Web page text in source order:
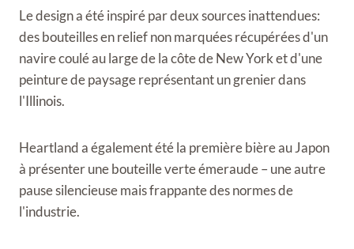
Le design a été inspiré par deux sources inattendues:
des bouteilles en relief non marquées récupérées d'un
navire coulé au large de la côte de New York et d'une
peinture de paysage représentant un grenier dans
l'Illinois.
Heartland a également été la première bière au Japon
à présenter une bouteille verte émeraude – une autre
pause silencieuse mais frappante des normes de
l'industrie.